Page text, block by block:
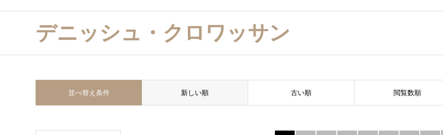
デニッシュ・クロワッサン
並べ替え条件 新しい順 古い順 閲覧数順